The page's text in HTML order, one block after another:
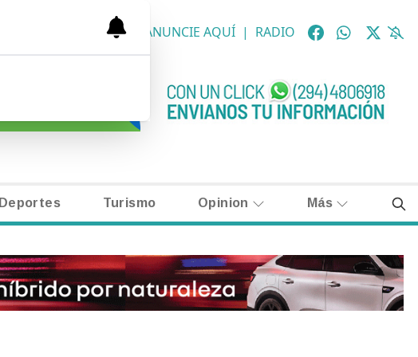
NECROLÓGICAS ANUNCIE AQUÍ | RADIO
Deportes Turismo Opinion Más